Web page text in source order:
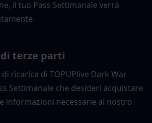
il tuo Pass Settimanale verrà
terze parti
ricarica di TOPUPlive Dark War
Settimanale che desideri acquistare
informazioni necessarie al nostro